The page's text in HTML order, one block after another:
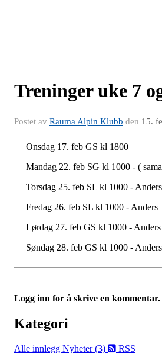
Treninger uke 7
Postet av Rauma Alpin Klubb den 15.
Onsdag 17. feb GS kl 1800
Mandag 22. feb SG kl 1000 - (
Torsdag 25. feb SL kl 1000 - Anders
Fredag 26. feb SL kl 1000 - Anders
Lørdag 27. feb GS kl 1000 - Anders
Søndag 28. feb GS kl 1000 - Anders
Logg inn for å skrive en kommentar.
Kategori
Alle innlegg Nyheter (3) RSS